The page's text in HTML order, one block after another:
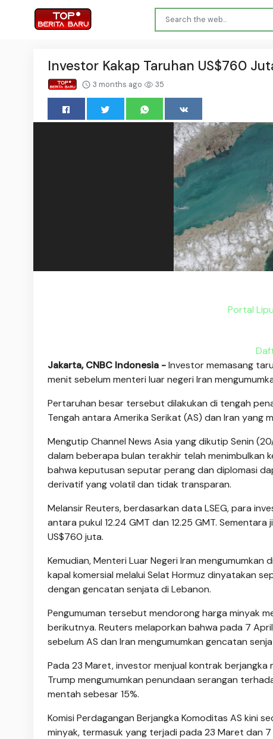
Investor Kakap Taruhan US$760
3 months ago 35
Portal
Jakarta, CNBC Indonesia -Investor memasang
menit sebelum menteri luar negeri Iran
Pertaruhan besar tersebut dilakukan di tengah
Tengah antara Amerika Serikat (AS) dan Iran yang
Mengutip Channel News Asia yang dikutip Senin
dalam beberapa bulan terakhir telah menimbulkan
bahwa keputusan seputar perang dan diplomasi
derivatif yang volatil dan tidak transparan.
Melansir Reuters, berdasarkan data LSEG, para
antara pukul 12.24 GMT dan 12.25 GMT.
US$760 juta.
Kemudian, Menteri Luar Negeri Iran
kapal komersial melalui Selat Hormuz dinyatakan
dengan gencatan senjata di Lebanon.
Pengumuman tersebut mendorong harga minyak
berikutnya. Reuters melaporkan bahwa pada 7
sebelum AS dan Iran mengumumkan gencatan
Pada 23 Maret, investor menjual kontrak berjangka
Trump mengumumkan penundaan serangan
mentah sebesar 15%.
Komisi Perdagangan Berjangka Komoditas AS kini
minyak, termasuk yang terjadi pada 23 Maret dan